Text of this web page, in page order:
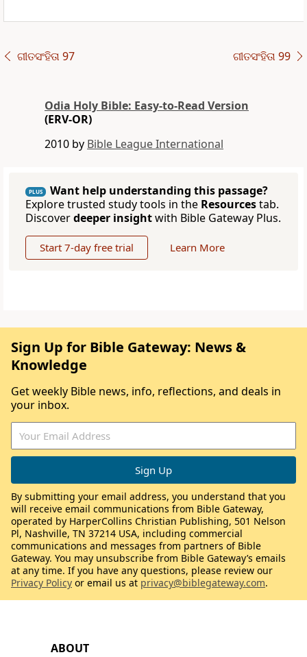
ଗୀତସଂହିତା 97 ଗୀତସଂହିତା 99
Odia Holy Bible: Easy-to-Read Version
(ERV-OR)
2010 by Bible League International
PLUS
Want help understanding this passage?
Explore trusted study tools in the Resourcestab.
Discoverdeeper insightwith Bible Gateway Plus.
Start 7-day free trial Learn More
ABOUT
Sign Up for Bible Gateway: News &
Knowledge
Get weekly Bible news, info, reflections, and deals in
your inbox.
By submitting your email address, you understand that you
will receive email communications from Bible Gateway,
operated by HarperCollins Christian Publishing, 501 Nelson
Pl, Nashville, TN 37214 USA, including commercial
communications and messages from partners of Bible
Gateway. You may unsubscribe from Bible Gateway’s emails
at any time. If you have any questions, please review our
Privacy Policy or email us at privacy@biblegateway.com.